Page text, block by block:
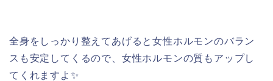
全身をしっかり整えてあげると女性ホルモンのバラン
スも安定してくるので、女性ホルモンの質もアップし
てくれますよ✨